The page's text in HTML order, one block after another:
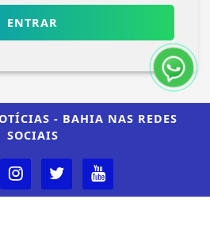
ENTRAR
- BAHIA NAS REDES
SOCIAIS